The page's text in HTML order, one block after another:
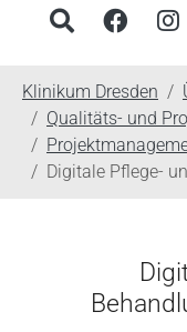
Klinikum Dresden
Qualitäts- und
Digitale Pflege-